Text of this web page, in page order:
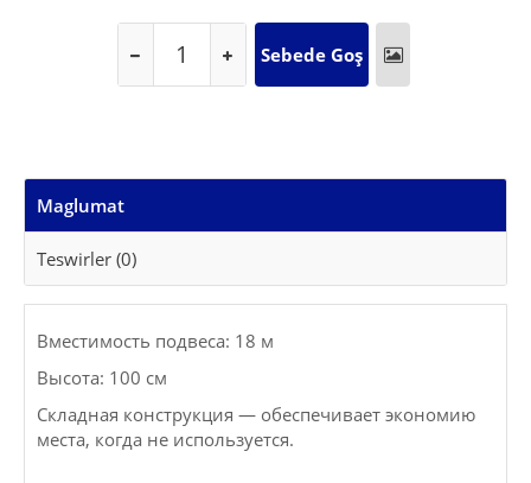
Maglumat
Teswirler (0)
Вместимость подвеса: 18 м
Высота: 100 см
Складная конструкция — обеспечивает экономию
места, когда не используется.